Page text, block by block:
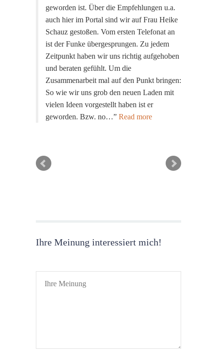
geworden ist. Über die Empfehlungen u.a.
auch hier im Portal sind wir auf Frau Heike
Schauz gestoßen. Vom ersten Telefonat an
ist der Funke übergesprungen. Zu jedem
Zeitpunkt haben wir uns richtig aufgehoben
und beraten gefühlt. Um die
Zusammenarbeit mal auf den Punkt bringen:
So wie wir uns grob den neuen Laden mit
vielen Ideen vorgestellt haben ist er
geworden. Bzw. no…
Read more
Ihre Meinung interessiert mich!